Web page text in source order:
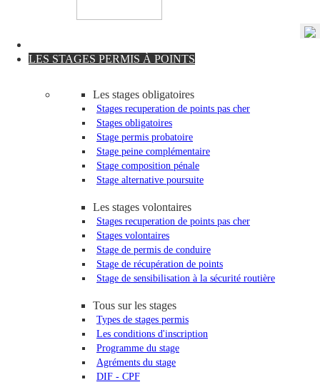
LES STAGES PERMIS À POINTS
Les stages obligatoires
Stages recuperation de points pas cher
Stages obligatoires
Stage permis probatoire
Stage peine complémentaire
Stage composition pénale
Stage alternative poursuite
Les stages volontaires
Stages recuperation de points pas cher
Stages volontaires
Stage de permis de conduire
Stage de récupération de points
Stage de sensibilisation à la sécurité routière
Tous sur les stages
Types de stages permis
Les conditions d'inscription
Programme du stage
Agréments du stage
DIF - CPF